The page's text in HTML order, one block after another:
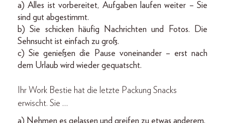
a) Alles ist vorbereitet, Aufgaben laufen weiter – Sie
sind gut abgestimmt.
b) Sie schicken häufig Nachrichten und Fotos. Die
Sehnsucht ist einfach zu groß.
c) Sie genießen die Pause voneinander – erst nach
dem Urlaub wird wieder gequatscht.
Ihr Work Bestie hat die letzte Packung Snacks
erwischt. Sie …
a) Nehmen es gelassen und greifen zu etwas anderem.